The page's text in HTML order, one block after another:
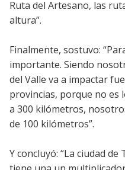
Ruta del Artesano, las
altura”.
Finalmente, sostuvo:
importante. Siendo
del Valle va a impactar
provincias, porque no es
a 300 kilómetros,
de 100 kilómetros”.
Y concluyó: “La ciudad